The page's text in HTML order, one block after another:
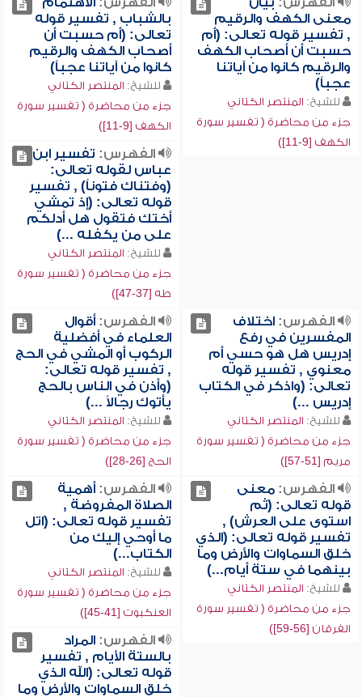
معنى الكهف والرقيم
, تفسير قوله تعالى: (أم
حسبت أن أصحاب الكهف
والرقيم كانوا من آياتنا
عجباً)
للشيخ: المنتصر الكتاني
جزء من محاضرة ( تفسير سورة
الكهف [9-11])
بالشباب , تفسير قوله
تعالى: (أم حسبت أن
أصحاب الكهف والرقيم
كانوا من آياتنا عجباً)
للشيخ: المنتصر الكتاني
جزء من محاضرة ( تفسير سورة
الكهف [9-11])
الفهرس: تفسير ابن
عباس لقوله تعالى:
(وفتناك فتوناً) , تفسير
قوله تعالى: (إذ تمشي
أختك فتقول هل أدلكم
على من يكفله ...)
للشيخ: المنتصر الكتاني
جزء من محاضرة ( تفسير سورة
طه [37-47])
الفهرس:اختلاف
المفسرين في رفع
إدريس هل هو حسي أم
معنوي , تفسير قوله
تعالى: (واذكر في الكتاب
إدريس ...)
للشيخ: المنتصر الكتاني
جزء من محاضرة ( تفسير سورة
مريم [51-57])
الفهرس:أقوال
العلماء في أفضلية
الركوب أو المشي في الحج
, تفسير قوله تعالى:
(وأذن في الناس بالحج
يأتوك رجالاً ...)
للشيخ: المنتصر الكتاني
جزء من محاضرة ( تفسير سورة
الحج [26-28])
الفهرس:معنى
قوله تعالى: (ثم
استوى على العرش) ,
تفسير قوله تعالى: (الذي
خلق السماوات والأرض وما
بينهما في ستة أيام...)
للشيخ: المنتصر الكتاني
جزء من محاضرة ( تفسير سورة
الفرقان [56-59])
الفهرس:أهمية
الصلاة المفروضة ,
تفسير قوله تعالى: (اتل
ما أوحي إليك من
الكتاب...)
للشيخ: المنتصر الكتاني
جزء من محاضرة ( تفسير سورة
العنكبوت [41-45])
الفهرس:المراد
بالستة الأيام , تفسير
قوله تعالى: (الله الذي
خلق السماوات والأرض وما